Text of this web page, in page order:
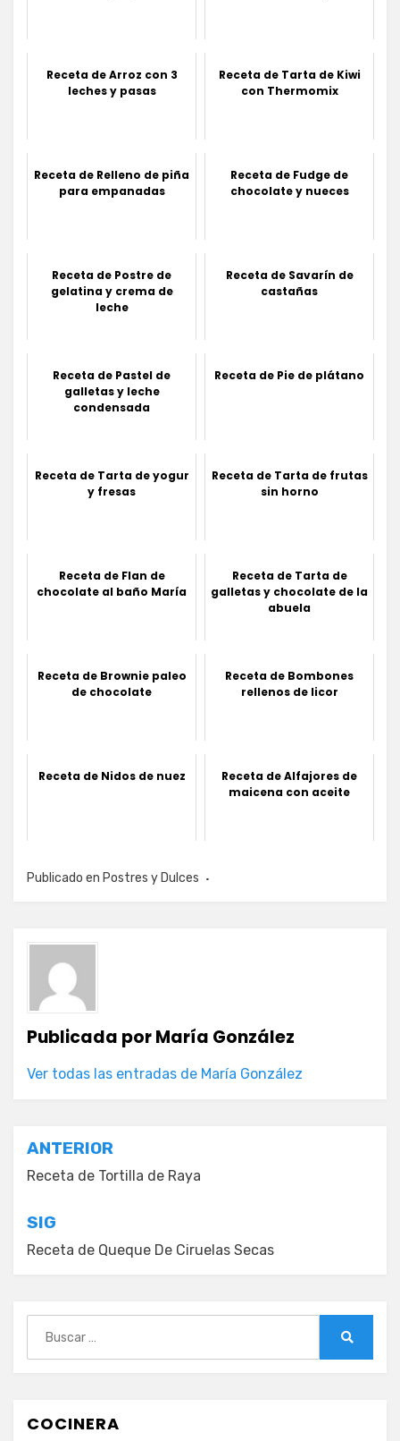
Receta de Arroz con 3
leches y pasas
Receta de Tarta de Kiwi
con Thermomix
Receta de Relleno de piña
para empanadas
Receta de Fudge de
chocolate y nueces
Receta de Postre de
gelatina y crema de
leche
Receta de Savarín de
castañas
Receta de Pastel de
galletas y leche
condensada
Receta de Pie de plátano
Receta de Tarta de yogur
y fresas
Receta de Tarta de frutas
sin horno
Receta de Flan de
chocolate al baño María
Receta de Tarta de
galletas y chocolate de la
abuela
Receta de Brownie paleo
de chocolate
Receta de Bombones
rellenos de licor
Receta de Nidos de nuez
Receta de Alfajores de
maicena con aceite
Publicado en Postres y Dulces
Publicada porMaría González
Ver todas las entradas de María González
Navegación
de
entradas
ANTERIOR
Receta de Tortilla de Raya
SIG
Receta de Queque De Ciruelas Secas
COCINERA